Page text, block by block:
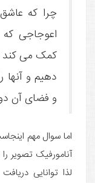
چرا که
اعوجاجی که
کمک می کند
دهیم و آنها
و فضای آن
اما سوال مهم
آنامورفیک تصویر
لذا توانایی